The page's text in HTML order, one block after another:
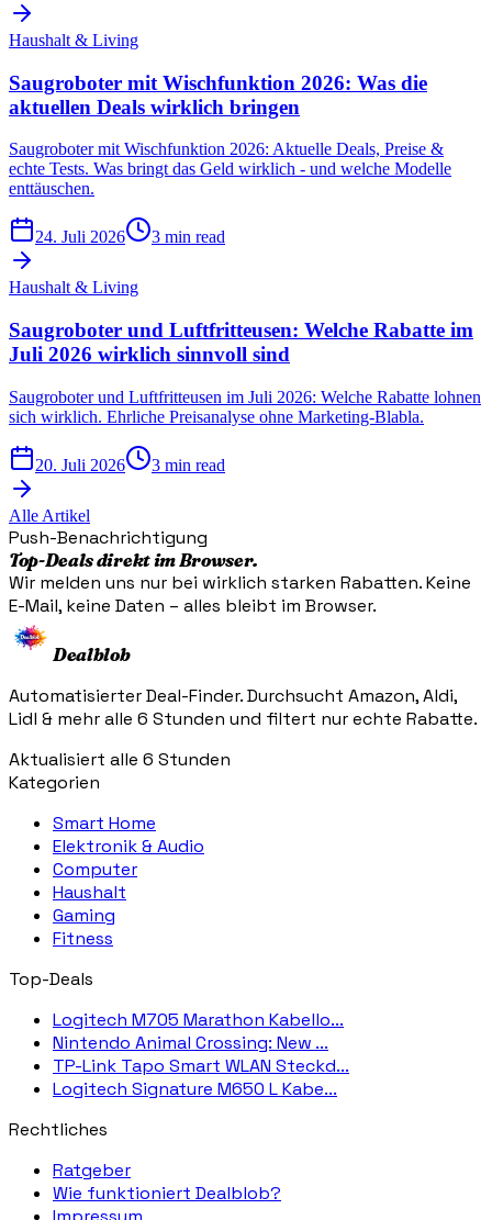
Haushalt & Living
Saugroboter mit Wischfunktion 2026: Was die
aktuellen Deals wirklich bringen
Saugroboter mit Wischfunktion 2026: Aktuelle Deals, Preise &
echte Tests. Was bringt das Geld wirklich - und welche Modelle
enttäuschen.
24. Juli 2026 3 min read
Haushalt & Living
Saugroboter und Luftfritteusen: Welche Rabatte im
Juli 2026 wirklich sinnvoll sind
Saugroboter und Luftfritteusen im Juli 2026: Welche Rabatte lohnen
sich wirklich. Ehrliche Preisanalyse ohne Marketing-Blabla.
20. Juli 2026 3 min read
Alle Artikel
Push-Benachrichtigung
Top-Deals direkt im Browser.
Wir melden uns nur bei wirklich starken Rabatten. Keine
E-Mail, keine Daten – alles bleibt im Browser.
Dealblob
Automatisierter Deal-Finder. Durchsucht Amazon, Aldi,
Lidl & mehr alle 6 Stunden und filtert nur echte Rabatte.
Aktualisiert alle 6 Stunden
Kategorien
Smart Home
Elektronik & Audio
Computer
Haushalt
Gaming
Fitness
Top-Deals
Logitech M705 Marathon Kabello...
Nintendo Animal Crossing: New ...
TP-Link Tapo Smart WLAN Steckd...
Logitech Signature M650 L Kabe...
Rechtliches
Ratgeber
Wie funktioniert Dealblob?